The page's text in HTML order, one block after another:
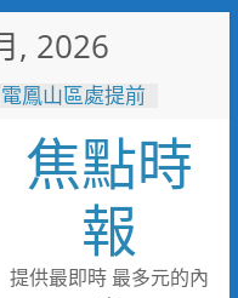
, 2026
女護照卡關 移
電鳳山區處提前
通報方式一
夜間清淤 水
慢行
？2026 平台
商變現全攻略
焦點時
報
提供最即時 最多元的內